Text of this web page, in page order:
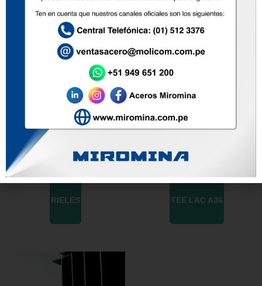
RIELES TEE LAC A36